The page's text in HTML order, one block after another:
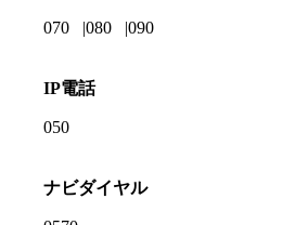
070 080 090
IP電話
050
ナビダイヤル